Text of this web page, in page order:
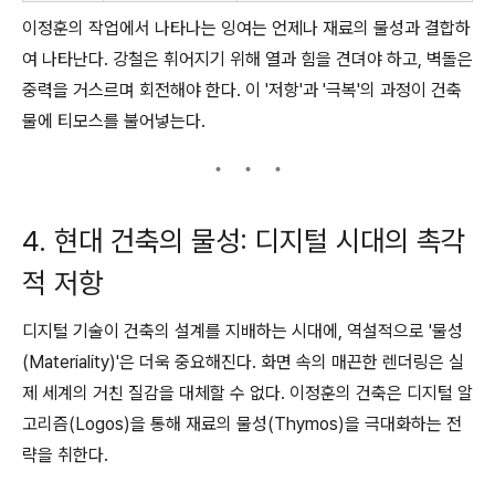
이정훈의 작업에서 나타나는 잉여는 언제나 재료의 물성과 결합하
여 나타난다. 강철은 휘어지기 위해 열과 힘을 견뎌야 하고, 벽돌은
중력을 거스르며 회전해야 한다. 이 '저항'과 '극복'의 과정이 건축
물에 티모스를 불어넣는다.
4. 현대 건축의 물성: 디지털 시대의 촉각
적 저항
디지털 기술이 건축의 설계를 지배하는 시대에, 역설적으로 '물성
(Materiality)'은 더욱 중요해진다. 화면 속의 매끈한 렌더링은 실
제 세계의 거친 질감을 대체할 수 없다. 이정훈의 건축은 디지털 알
고리즘(Logos)을 통해 재료의 물성(Thymos)을 극대화하는 전
략을 취한다.